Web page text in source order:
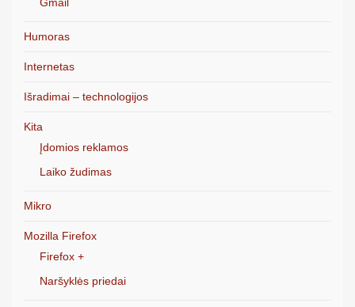
Humoras
Internetas
Išradimai – technologijos
Kita
Įdomios reklamos
Laiko žudimas
Mikro
Mozilla Firefox
Firefox +
Naršyklės priedai